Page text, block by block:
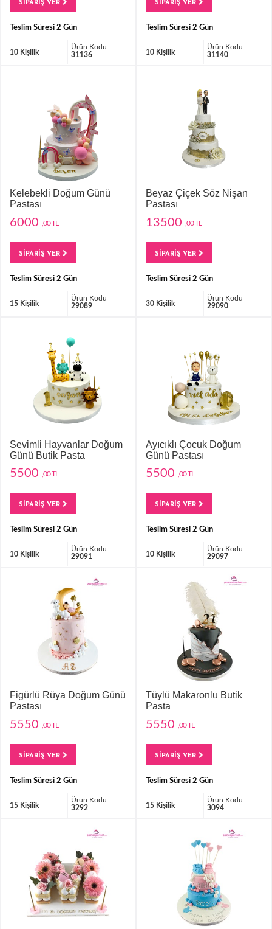
SİPARİŞ VER
Teslim Süresi 2 Gün
10 Kişilik
Ürün Kodu
31136
SİPARİŞ VER
Teslim Süresi 2 Gün
10 Kişilik
Ürün Kodu
31140
Kelebekli Doğum Günü
Pastası
6000 ,00 TL
SİPARİŞ VER
Teslim Süresi 2 Gün
15 Kişilik
Ürün Kodu
29089
Beyaz Çiçek Söz Nişan
Pastası
13500 ,00 TL
SİPARİŞ VER
Teslim Süresi 2 Gün
30 Kişilik
Ürün Kodu
29090
Sevimli Hayvanlar Doğum
Günü Butik Pasta
5500 ,00 TL
SİPARİŞ VER
Teslim Süresi 2 Gün
10 Kişilik
Ürün Kodu
29091
Ayıcıklı Çocuk Doğum
Günü Pastası
5500 ,00 TL
SİPARİŞ VER
Teslim Süresi 2 Gün
10 Kişilik
Ürün Kodu
29097
Figürlü Rüya Doğum Günü
Pastası
5550 ,00 TL
SİPARİŞ VER
Teslim Süresi 2 Gün
15 Kişilik
Ürün Kodu
3292
Tüylü Makaronlu Butik
Pasta
5550 ,00 TL
SİPARİŞ VER
Teslim Süresi 2 Gün
15 Kişilik
Ürün Kodu
3094